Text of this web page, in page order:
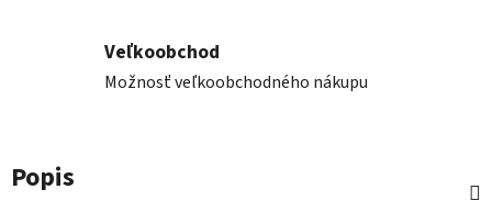
Veľkoobchod
Možnosť veľkoobchodného nákupu
Popis